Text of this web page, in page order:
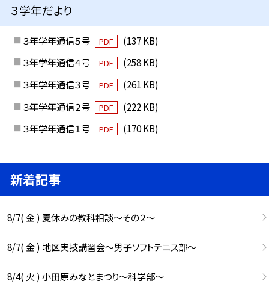
３学年だより
３年学年通信５号 PDF
(137 KB)
３年学年通信４号
PDF
(258 KB)
３年学年通信３号
PDF
(261 KB)
３年学年通信２号
PDF
(222 KB)
３年学年通信１号
PDF (170 KB)
新着記事
8/7( 金 ) 夏休みの教科相談～その２～
8/7( 金 ) 地区実技講習会～男子ソフトテニス部～
8/4( 火 ) 小田原みなとまつり～科学部～